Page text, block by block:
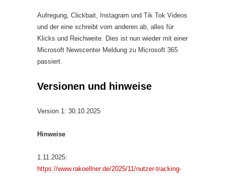
Aufregung, Clickbait, Instagram und Tik Tok Videos
und der eine schreibt vom anderen ab, alles für
Klicks und Reichweite. Dies ist nun wieder mit einer
Microsoft Newscenter Meldung zu Microsoft 365
passiert.
Versionen und hinweise
Version 1: 30.10.2025
Hinweise
1.11.2025:
https://www.rakoellner.de/2025/11/nutzer-tracking-